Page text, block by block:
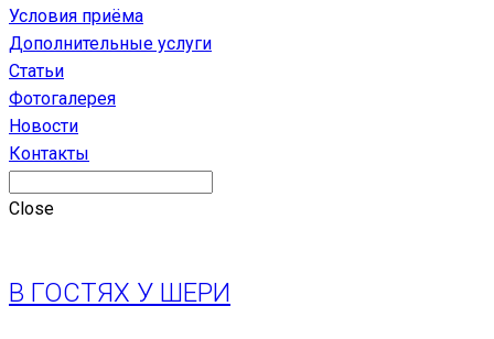
Условия приёма
Дополнительные услуги
Статьи
Фотогалерея
Новости
Контакты
Close
В ГОСТЯХ У ШЕРИ